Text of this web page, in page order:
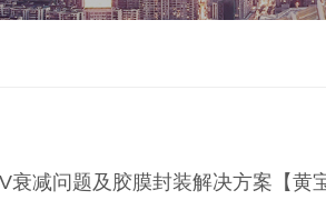
衰减问题及胶膜封装解决方案【黄